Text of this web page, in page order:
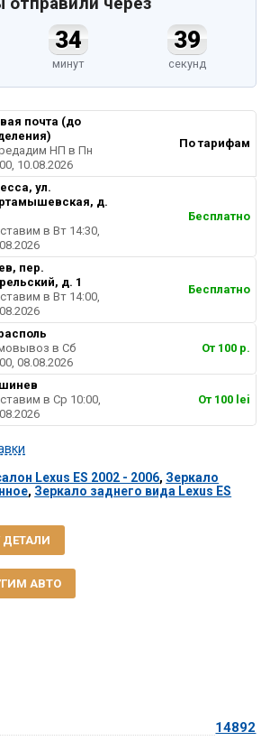
14892
34
минут
39
секунд
почта (до
НП в Пн
10.08.2026
По тарифам
ул.
д.
в Вт 14:30,
Бесплатно
пер.
д. 1
в Вт 14:00,
Бесплатно
в Cб
08.08.2026
От 100 р.
в Ср 10:00,
От 100 lei
Lexus ES 2002 - 2006, Зеркало
, Зеркало заднего вида Lexus ES
ДЕТАЛИ
АВТО